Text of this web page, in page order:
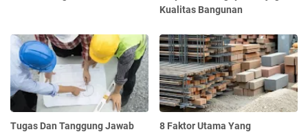
Kualitas Bangunan
Tugas Dan Tanggung Jawab
8 Faktor Utama Yang